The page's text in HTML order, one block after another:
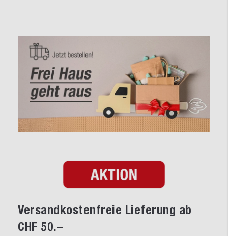
Versandkostenfreie Lieferung ab
CHF 50.–